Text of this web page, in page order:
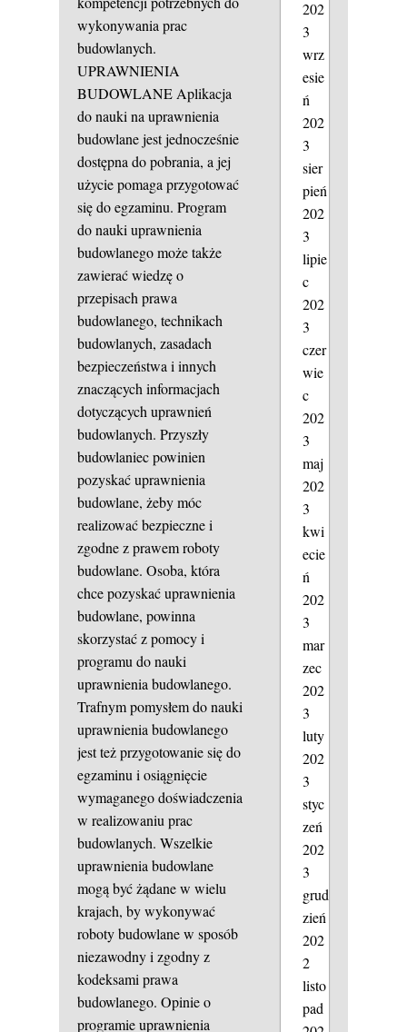
wykonywania prac
budowlanych.
UPRAWNIENIA
BUDOWLANEAplikacja
do nauki na uprawnienia
budowlane jest jednocześnie
dostępna do pobrania, a jej
użycie pomaga przygotować
się do egzaminu. Program
do nauki uprawnienia
budowlanego może także
zawierać wiedzę o
przepisach prawa
budowlanego, technikach
budowlanych, zasadach
bezpieczeństwa i innych
znaczących informacjach
dotyczących uprawnień
budowlanych. Przyszły
budowlaniec powinien
pozyskać uprawnienia
budowlane, żeby móc
realizować bezpieczne i
zgodne z prawem roboty
budowlane. Osoba, która
chce pozyskać uprawnienia
budowlane, powinna
skorzystać z pomocy i
programu do nauki
uprawnienia budowlanego.
Trafnym pomysłem do nauki
uprawnienia budowlanego
jest też przygotowanie się do
egzaminu i osiągnięcie
wymaganego doświadczenia
w realizowaniu prac
budowlanych. Wszelkie
uprawnienia budowlane
mogą być żądane w wielu
krajach, by wykonywać
roboty budowlane w sposób
niezawodny i zgodny z
kodeksami prawa
budowlanego. Opinie o
programie uprawnienia
202
3
wrz
esie
ń
202
3
sier
pień
202
3
lipie
c
202
3
czer
wie
c
202
3
maj
202
3
kwi
ecie
ń
202
3
mar
zec
202
3
luty
202
3
styc
zeń
202
3
grud
zień
202
2
listo
pad